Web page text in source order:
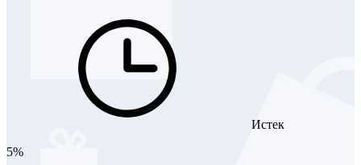
Истек
5%